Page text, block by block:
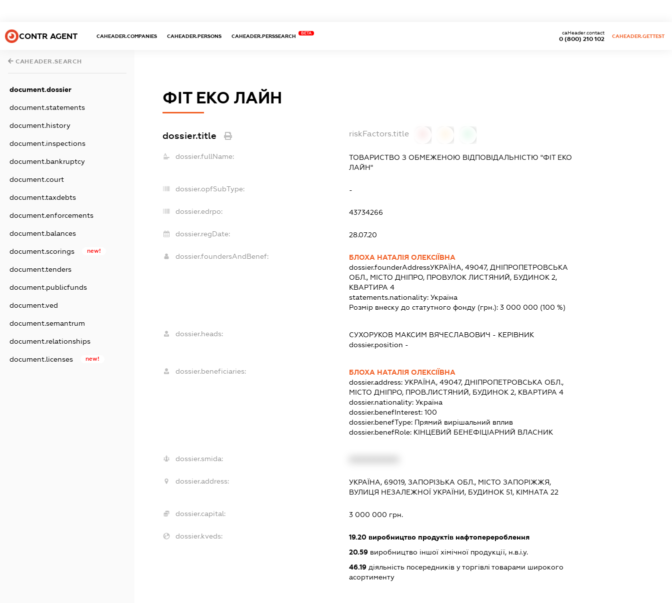
CONTR AGENT CAHEADER.COMPANIES CAHEADER.PERSONS CAHEADER.PERSSEARCH
BETA
0 (800) 210 102
caHeader.contact
CAHEADER.GETTEST
CAHEADER.SEARCH
document.dossier
document.statements
document.history
document.inspections
document.bankruptcy
document.court
document.taxdebts
document.enforcements
document.balances
document.scorings new!
document.tenders
document.publicfunds
document.ved
document.semantrum
document.relationships
document.licenses new!
ФІТ ЕКО ЛАЙН
dossier.title riskFactors.title
dossier.fullName:
ТОВАРИСТВО З ОБМЕЖЕНОЮ ВІДПОВІДАЛЬНІСТЮ "ФІТ ЕКО
ЛАЙН"
dossier.opfSubType: -
dossier.edrpo: 43734266
dossier.regDate: 28.07.20
dossier.foundersAndBenef:
БЛОХА НАТАЛІЯ ОЛЕКСІЇВНА
dossier.founderAddressУКРАЇНА, 49047, ДНІПРОПЕТРОВСЬКА
ОБЛ., МІСТО ДНІПРО, ПРОВУЛОК ЛИСТЯНИЙ, БУДИНОК 2,
КВАРТИРА 4
statements.nationality: Україна
Розмір внеску до статутного фонду (грн.): 3 000 000 (100 %)
dossier.heads: СУХОРУКОВ МАКСИМ ВЯЧЕСЛАВОВИЧ - КЕРІВНИК
dossier.position -
dossier.beneficiaries:
БЛОХА НАТАЛІЯ ОЛЕКСІЇВНА
dossier.address: УКРАЇНА, 49047, ДНІПРОПЕТРОВСЬКА ОБЛ.,
МІСТО ДНІПРО, ПРОВ.ЛИСТЯНИЙ, БУДИНОК 2, КВАРТИРА 4
dossier.nationality: Україна
dossier.benefInterest: 100
dossier.benefType: Прямий вирішальний вплив
dossier.benefRole: КІНЦЕВИЙ БЕНЕФІЦІАРНИЙ ВЛАСНИК
dossier.smida:
dossier.address:
УКРАЇНА, 69019, ЗАПОРІЗЬКА ОБЛ., МІСТО ЗАПОРІЖЖЯ,
ВУЛИЦЯ НЕЗАЛЕЖНОЇ УКРАЇНИ, БУДИНОК 51, КІМНАТА 22
dossier.capital: 3 000 000 грн.
dossier.kveds: 19.20виробництво продуктів нафтоперероблення
20.59виробництво іншої хімічної продукції, н.в.і.у.
46.19діяльність посередників у торгівлі товарами широкого
асортименту